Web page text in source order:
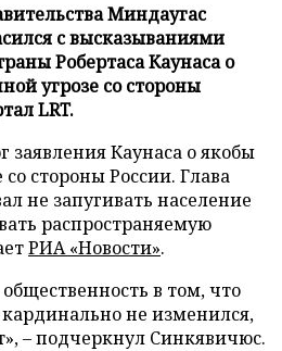
Миндаугас
с высказываниями
Робертаса Каунаса о
угрозе со стороны
LRT.
заявления Каунаса о якобы
стороны России. Глава
не запугивать население
распространяемую
РИА «Новости».
в том, что
кардинально не изменился,
– подчеркнул Синкявичюс.